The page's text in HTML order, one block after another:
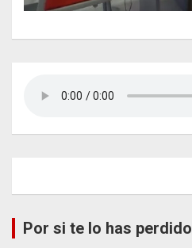
Por si te lo has perdido